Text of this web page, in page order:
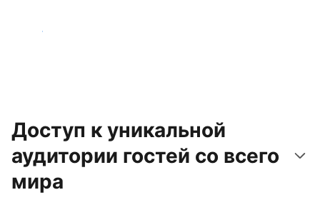
Начать
Доступ к уникальной
аудитории гостей со всего
мира